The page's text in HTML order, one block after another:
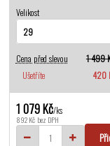
Velikost
Cena před slevou
1 499
Ušetříte
420
1 079 Kč/ks
892 Kč bez DPH